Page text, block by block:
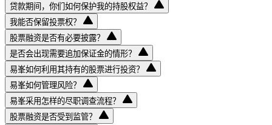
贷款期间，你们如何保护我的持股权益？
我能否保留投票权？
股票融资是否有必要披露？
是否会出现需要追加保证金的情形？
易峯如何利用其持有的股票进行投资？
易峯如何管理风险？
易峯采用怎样的尽职调查流程？
股票融资是否受到监管？